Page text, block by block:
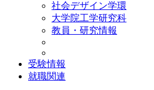
社会デザイン学環
大学院工学研究科
教員・研究情報
受験情報
就職関連